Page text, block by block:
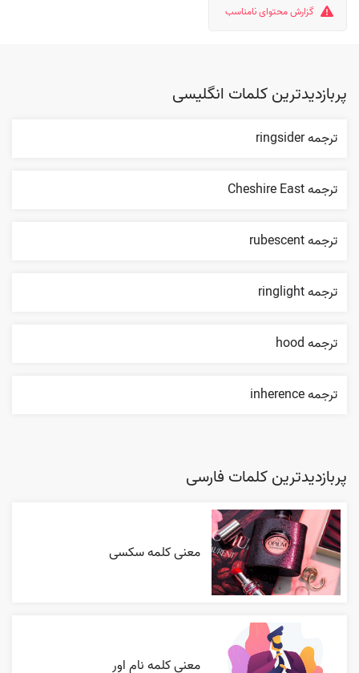
گزارش محتوای نامناسب
پربازدیدترین کلمات انگلیسی
ترجمه ringsider
ترجمه Cheshire East
ترجمه rubescent
ترجمه ringlight
ترجمه hood
ترجمه inherence
پربازدیدترین کلمات فارسی
معنی کلمه سکسی
معنی کلمه نام اور